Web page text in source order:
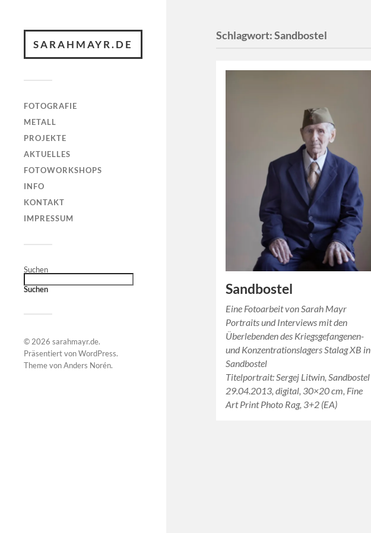
SARAHMAYR.DE
FOTOGRAFIE
METALL
PROJEKTE
AKTUELLES
FOTOWORKSHOPS
INFO
KONTAKT
IMPRESSUM
Suchen
Suchen
© 2026 sarahmayr.de.
Präsentiert vonWordPress.
Theme vonAnders Norén.
Schlagwort:Sandbostel
Sandbostel
Eine Fotoarbeit von Sarah Mayr
Portraits und Interviews mit den
Überlebenden des Kriegsgefangenen-
und Konzentrationslagers Stalag XB in
Sandbostel
Titelportrait: Sergej Litwin, Sandbostel
29.04.2013, digital, 30×20 cm, Fine
Art Print Photo Rag, 3+2 (EA)